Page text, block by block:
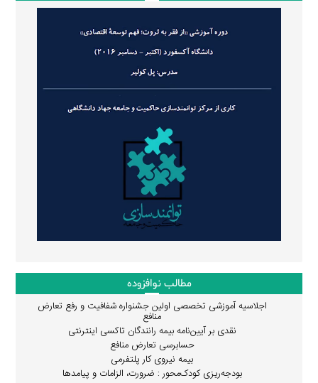
مطالب نوافزوده
اجلاسیه آموزشی تخصصی اولین جشنواره شفافیت و رفع تعارض
منافع
نقدی بر آیین‌نامه بیمه رانندگان تاکسی اینترنتی
حسابرسی تعارض منافع
بیمه نیروی کار پلتفرمی
بودجه‌ریزی کودک‌محور : ضرورت، الزامات و پیامدها